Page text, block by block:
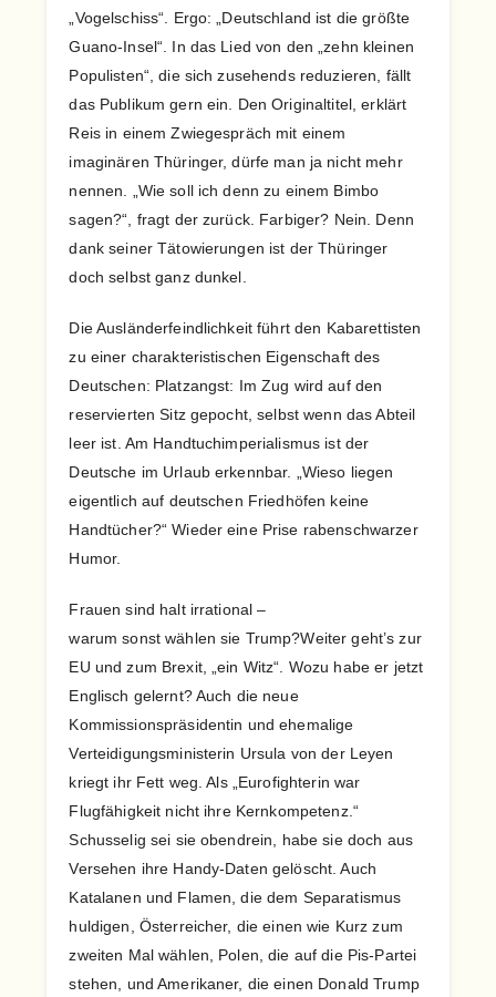
„Vogelschiss“. Ergo: „Deutschland ist die größte
Guano-Insel“. In das Lied von den „zehn kleinen
Populisten“, die sich zusehends reduzieren, fällt
das Publikum gern ein. Den Originaltitel, erklärt
Reis in einem Zwiegespräch mit einem
imaginären Thüringer, dürfe man ja nicht mehr
nennen. „Wie soll ich denn zu einem Bimbo
sagen?“, fragt der zurück. Farbiger? Nein. Denn
dank seiner Tätowierungen ist der Thüringer
doch selbst ganz dunkel.
Die Ausländerfeindlichkeit führt den Kabarettisten
zu einer charakteristischen Eigenschaft des
Deutschen: Platzangst: Im Zug wird auf den
reservierten Sitz gepocht, selbst wenn das Abteil
leer ist. Am Handtuchimperialismus ist der
Deutsche im Urlaub erkennbar. „Wieso liegen
eigentlich auf deutschen Friedhöfen keine
Handtücher?“ Wieder eine Prise rabenschwarzer
Humor.
Frauen sind halt irrational –
warum sonst wählen sie Trump?Weiter geht’s zur
EU und zum Brexit, „ein Witz“. Wozu habe er jetzt
Englisch gelernt? Auch die neue
Kommissionspräsidentin und ehemalige
Verteidigungsministerin Ursula von der Leyen
kriegt ihr Fett weg. Als „Eurofighterin war
Flugfähigkeit nicht ihre Kernkompetenz.“
Schusselig sei sie obendrein, habe sie doch aus
Versehen ihre Handy-Daten gelöscht. Auch
Katalanen und Flamen, die dem Separatismus
huldigen, Österreicher, die einen wie Kurz zum
zweiten Mal wählen, Polen, die auf die Pis-Partei
stehen, und Amerikaner, die einen Donald Trump